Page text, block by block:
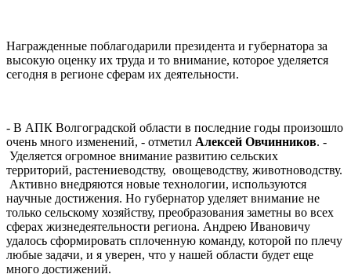
Награжденные поблагодарили президента и губернатора за
высокую оценку их труда и то внимание, которое уделяется
сегодня в регионе сферам их деятельности.
- В АПК Волгоградской области в последние годы произошло
очень много изменений, - отметил Алексей Овчинников. -
Уделяется огромное внимание развитию сельских
территорий, растениеводству, овощеводству, животноводству.
Активно внедряются новые технологии, используются
научные достижения. Но губернатор уделяет внимание не
только сельскому хозяйству, преобразования заметны во всех
сферах жизнедеятельности региона. Андрею Ивановичу
удалось сформировать сплоченную команду, которой по плечу
любые задачи, и я уверен, что у нашей области будет еще
много достижений.